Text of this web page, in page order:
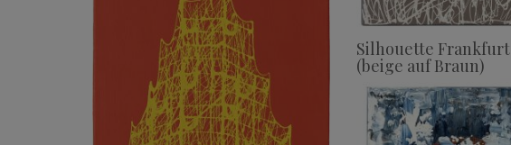
Silhouette Frankfurt
(beige auf Braun)